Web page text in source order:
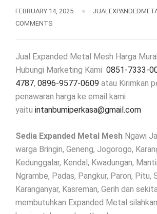
FEBRUARY 14, 2025
COMMENTS
Jual Expanded Metal Mesh Harga
Hubungi Marketing Kami 0851-7333-
4787, 0896-9577-0609 atau Kirimkan
penawaran harga ke email kami
yaitu intanbumiperkasa@gmail.com
Sedia Expanded Metal Mesh Ngawi
warga Bringin, Geneng, Jogorogo,
Kedunggalar, Kendal, Kwadungan,
Ngrambe, Padas, Pangkur, Paron, Pitu,
Karanganyar, Kasreman, Gerih dan
membutuhkan Expanded Metal